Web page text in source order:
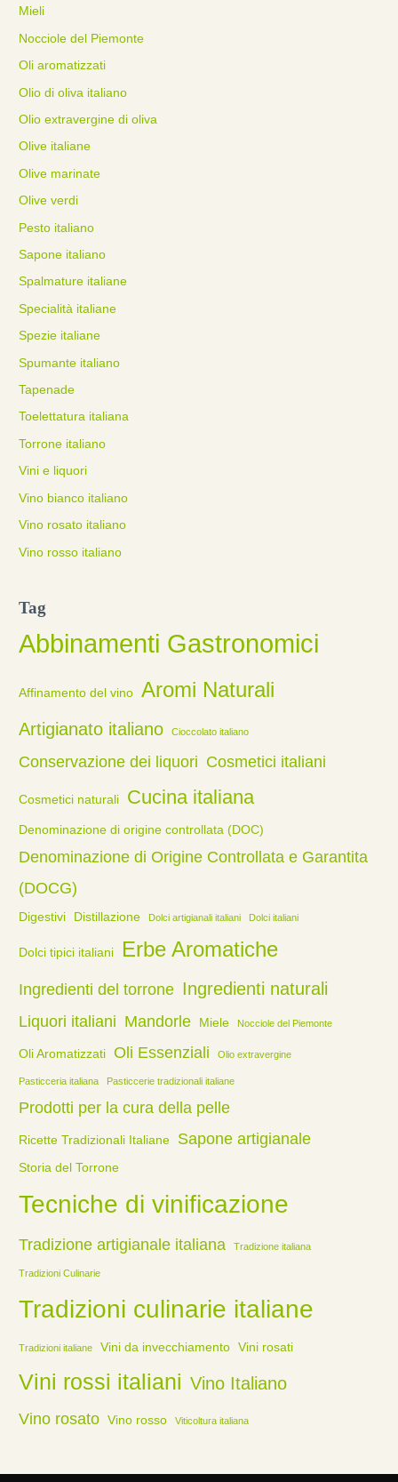
Mieli
Nocciole del Piemonte
Oli aromatizzati
Olio di oliva italiano
Olio extravergine di oliva
Olive italiane
Olive marinate
Olive verdi
Pesto italiano
Sapone italiano
Spalmature italiane
Specialità italiane
Spezie italiane
Spumante italiano
Tapenade
Toelettatura italiana
Torrone italiano
Vini e liquori
Vino bianco italiano
Vino rosato italiano
Vino rosso italiano
Tag
Abbinamenti Gastronomici
Affinamento del vino Aromi Naturali
Artigianato italiano Cioccolato italiano
Conservazione dei liquori Cosmetici italiani
Cosmetici naturali Cucina italiana
Denominazione di origine controllata (DOC)
Denominazione di Origine Controllata e Garantita
(DOCG)
Digestivi Distillazione Dolci artigianali italiani Dolci italiani
Dolci tipici italiani Erbe Aromatiche
Ingredienti del torrone Ingredienti naturali
Liquori italiani Mandorle Miele Nocciole del Piemonte
Oli Aromatizzati Oli Essenziali Olio extravergine
Pasticceria italiana Pasticcerie tradizionali italiane
Prodotti per la cura della pelle
Ricette Tradizionali Italiane Sapone artigianale
Storia del Torrone
Tecniche di vinificazione
Tradizione artigianale italiana Tradizione italiana
Tradizioni Culinarie
Tradizioni culinarie italiane
Tradizioni italiane Vini da invecchiamento Vini rosati
Vini rossi italiani Vino Italiano
Vino rosato Vino rosso Viticoltura italiana